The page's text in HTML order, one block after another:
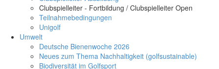
Clubspielleiter - Fortbildung / Clubspielleiter Open
Teilnahmebedingungen
Unigolf
Umwelt
Deutsche Bienenwoche 2026
Neues zum Thema Nachhaltigkeit (golfsustainable)
Biodiversität im Golfsport